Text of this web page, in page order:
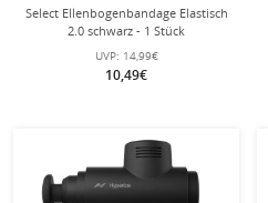
Select Ellenbogenbandage Elastisch
2.0 schwarz - 1 Stück
UVP: 14,99€
10,49€